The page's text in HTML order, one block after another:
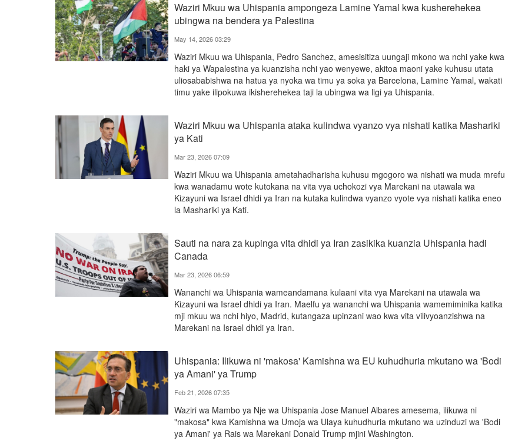
Waziri Mkuu wa Uhispania ampongeza Lamine Yamal kwa kusherehekea
ubingwa na bendera ya Palestina
May 14, 2026 03:29
Waziri Mkuu wa Uhispania, Pedro Sanchez, amesisitiza uungaji mkono wa nchi yake kwa
haki ya Wapalestina ya kuanzisha nchi yao wenyewe, akitoa maoni yake kuhusu utata
uliosababishwa na hatua ya nyoka wa timu ya soka ya Barcelona, Lamine Yamal, wakati
timu yake ilipokuwa ikisherehekea taji la ubingwa wa ligi ya Uhispania.
Waziri Mkuu wa Uhispania ataka kulindwa vyanzo vya nishati katika Mashariki
ya Kati
Mar 23, 2026 07:09
Waziri Mkuu wa Uhispania ametahadharisha kuhusu mgogoro wa nishati wa muda mrefu
kwa wanadamu wote kutokana na vita vya uchokozi vya Marekani na utawala wa
Kizayuni wa Israel dhidi ya Iran na kutaka kulindwa vyanzo vyote vya nishati katika eneo
la Mashariki ya Kati.
Sauti na nara za kupinga vita dhidi ya Iran zasikika kuanzia Uhispania hadi
Canada
Mar 23, 2026 06:59
Wananchi wa Uhispania wameandamana kulaani vita vya Marekani na utawala wa
Kizayuni wa Israel dhidi ya Iran. Maelfu ya wananchi wa Uhispania wamemiminika katika
mji mkuu wa nchi hiyo, Madrid, kutangaza upinzani wao kwa vita vilivyoanzishwa na
Marekani na Israel dhidi ya Iran.
Uhispania: Ilikuwa ni 'makosa' Kamishna wa EU kuhudhuria mkutano wa 'Bodi
ya Amani' ya Trump
Feb 21, 2026 07:35
Waziri wa Mambo ya Nje wa Uhispania Jose Manuel Albares amesema, ilikuwa ni
"makosa" kwa Kamishna wa Umoja wa Ulaya kuhudhuria mkutano wa uzinduzi wa 'Bodi
ya Amani' ya Rais wa Marekani Donald Trump mjini Washington.